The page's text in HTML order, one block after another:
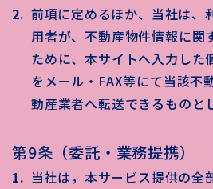
前項に定めるほか、当社は、
用者が、不動産物件情報に関
ために、本サイトへ入力した
をメール・FAX等にて当該不
動産業者へ転送できるものと
第9条（委託・業務提携）
当社は，本サービス提供の全